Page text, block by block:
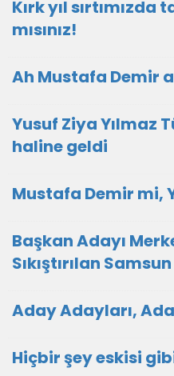
Kırk yıl sırtımızda
mısınız!
Ah Mustafa Demir
Yusuf Ziya Yılmaz
haline geldi
Mustafa Demir mi,
Başkan Adayı
Sıkıştırılan Samsun
Aday Adayları,
Hiçbir şey eskisi